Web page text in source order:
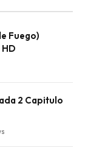
Fuego)
2 Capitulo